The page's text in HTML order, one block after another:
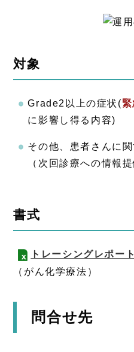
対象
Grade2以上の症状(
に影響し得る内容)
その他、患者さんに
（次回診療への情報提
書式
トレーシングレポート
（がん化学療法）
問合せ先